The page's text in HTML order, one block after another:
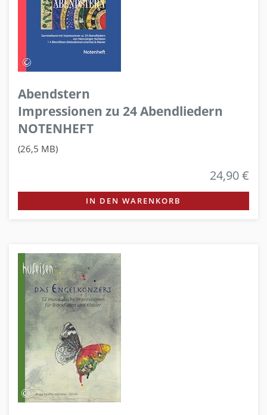
Abendstern
Impressionen zu 24 Abendliedern
NOTENHEFT
(26,5 MB)
24,90 €
IN DEN WARENKORB